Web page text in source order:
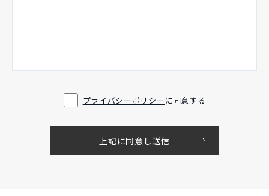
プライバシーポリシー に同意する
上記に同意し送信